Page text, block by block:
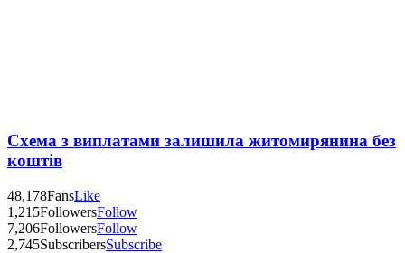
Схема з виплатами залишила житомирянина без
коштів
48,178FansLike
1,215FollowersFollow
7,206FollowersFollow
2,745SubscribersSubscribe